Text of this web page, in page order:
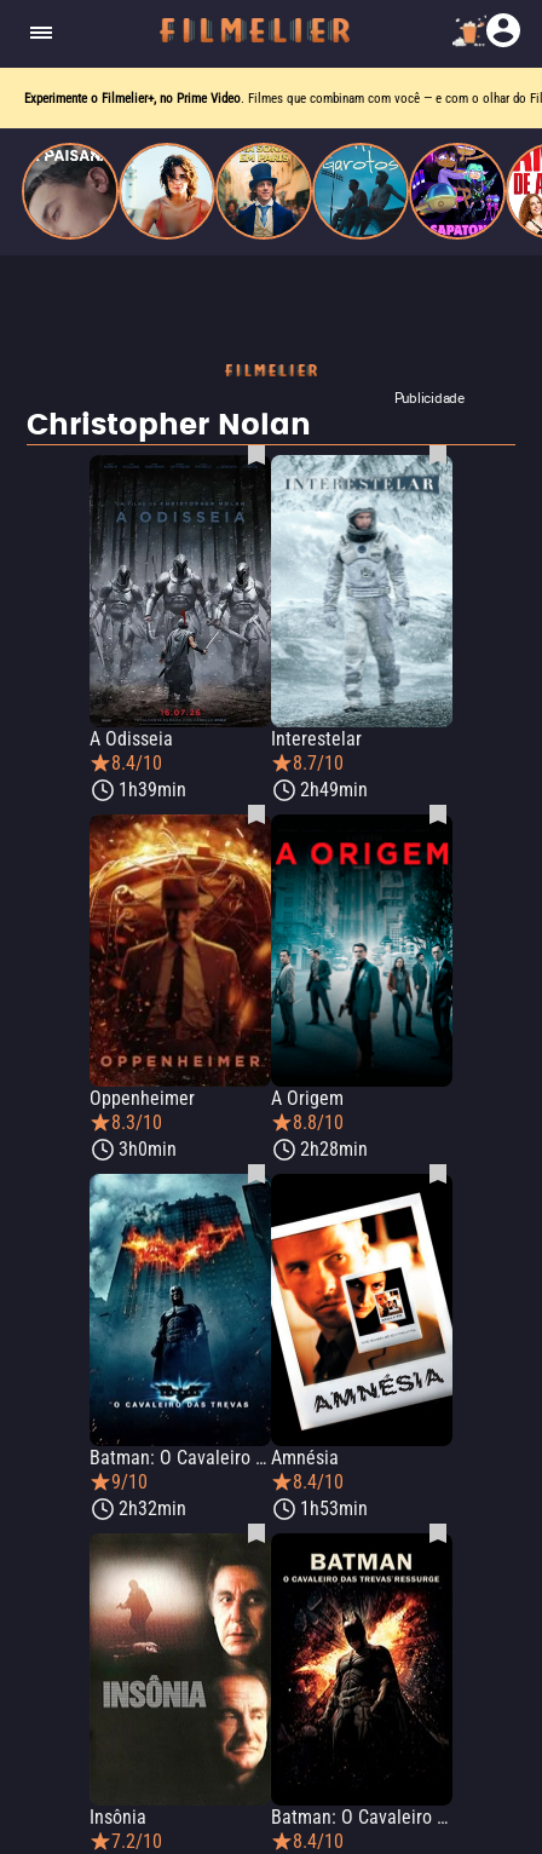
Experimente o Filmelier+, no Prime Video . Filmes que combinam com você — e com o olhar do
Publicidade
Christopher Nolan
A Odisseia
8.4/10
1h39min
Interestelar
8.7/10
2h49min
Oppenheimer
8.3/10
3h0min
A Origem
8.8/10
2h28min
Batman: O Cavaleiro das Trevas
9/10
2h32min
Amnésia
8.4/10
1h53min
Insônia
7.2/10
Batman: O Cavaleiro das Trevas Ressurge
8.4/10
quando se apaixona por um de seus alvos.